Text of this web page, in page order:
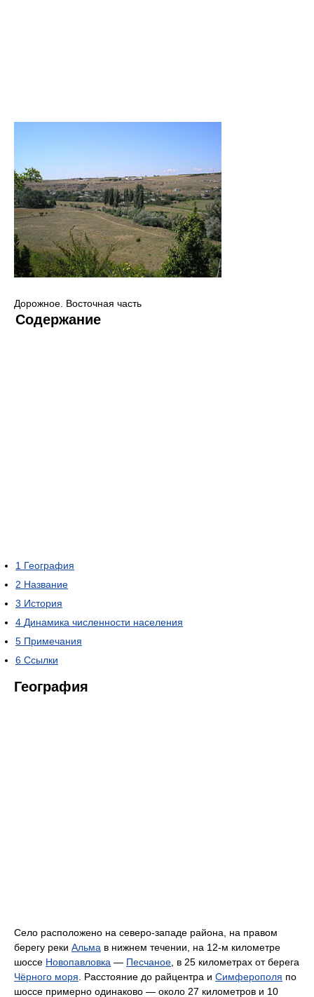
Дорожное. Восточная часть
Содержание
1 География
2 Название
3 История
4 Динамика численности населения
5 Примечания
6 Ссылки
География
Село расположено на северо-западе района, на правом
берегу реки Альма в нижнем течении, на 12-м километре
шоссе Новопавловка — Песчаное, в 25 километрах от берега
Чёрного моря. Расстояние до райцентра и Симферополя по
шоссе примерно одинаково — около 27 километров и 10